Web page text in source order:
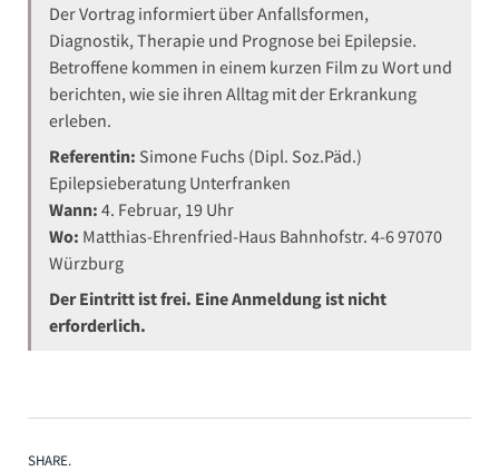
Der Vortrag informiert über Anfallsformen,
Diagnostik, Therapie und Prognose bei Epilepsie.
Betroffene kommen in einem kurzen Film zu Wort und
berichten, wie sie ihren Alltag mit der Erkrankung
erleben.
Referentin: Simone Fuchs (Dipl. Soz.Päd.)
Epilepsieberatung Unterfranken
Wann: 4. Februar, 19 Uhr
Wo: Matthias-Ehrenfried-Haus Bahnhofstr. 4-6 97070
Würzburg
Der Eintritt ist frei. Eine Anmeldung ist nicht
erforderlich.
SHARE.